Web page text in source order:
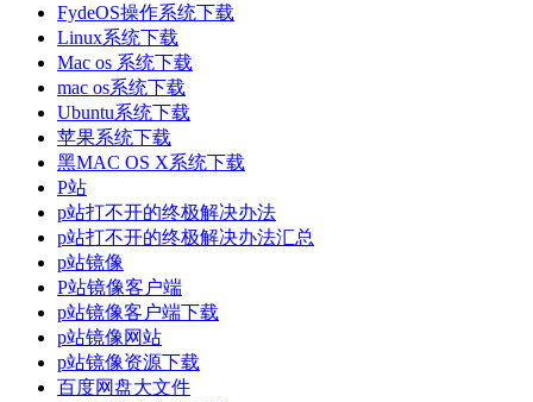
FydeOS操作系统下载
Linux系统下载
Mac os 系统下载
mac os系统下载
Ubuntu系统下载
苹果系统下载
黑MAC OS X系统下载
P站
p站打不开的终极解决办法
p站打不开的终极解决办法汇总
p站镜像
P站镜像客户端
p站镜像客户端下载
p站镜像网站
p站镜像资源下载
百度网盘大文件